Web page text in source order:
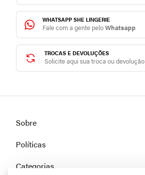
WHATSAPP SHE LINGERIE
Fale com a gente peloWhatsapp
TROCAS E DEVOLUÇÕES
Solicite aqui sua troca ou devolução
Sobre
Sobre a She
Fale conosco
Políticas
Trocas e Devoluções
Categorias